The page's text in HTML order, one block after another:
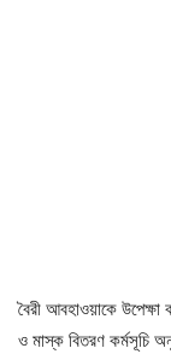
বৈরী আবহাওয়াকে উপেক্ষা
ও মাস্ক বিতরণ কর্মসূচি